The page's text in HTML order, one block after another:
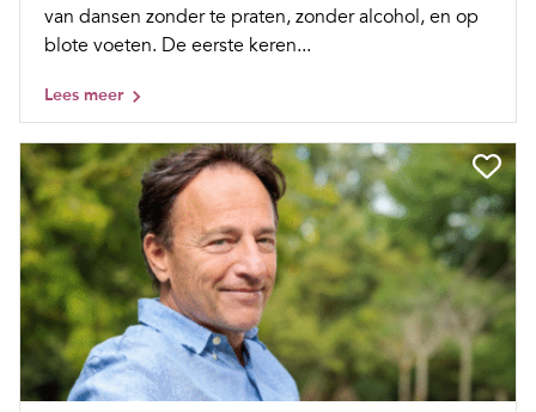
van dansen zonder te praten, zonder alcohol, en op
blote voeten. De eerste keren...
Lees meer